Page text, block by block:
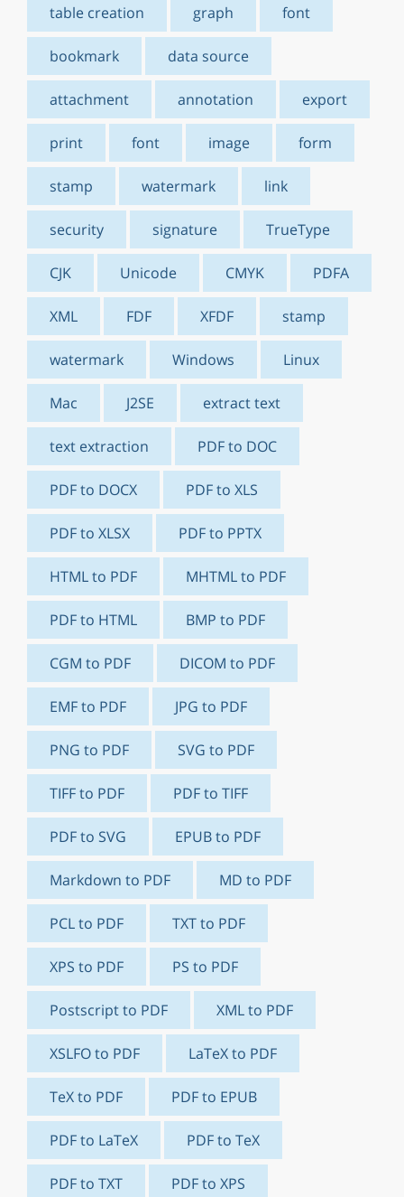
table creation graph font
bookmark data source
attachment annotation export
print font image form
stamp watermark link
security signature TrueType
CJK Unicode CMYK PDFA
XML FDF XFDF stamp
watermark Windows Linux
Mac J2SE extract text
text extraction PDF to DOC
PDF to DOCX PDF to XLS
PDF to XLSX PDF to PPTX
HTML to PDF MHTML to PDF
PDF to HTML BMP to PDF
CGM to PDF DICOM to PDF
EMF to PDF JPG to PDF
PNG to PDF SVG to PDF
TIFF to PDF PDF to TIFF
PDF to SVG EPUB to PDF
Markdown to PDF MD to PDF
PCL to PDF TXT to PDF
XPS to PDF PS to PDF
Postscript to PDF XML to PDF
XSLFO to PDF LaTeX to PDF
TeX to PDF PDF to EPUB
PDF to LaTeX PDF to TeX
PDF to TXT PDF to XPS